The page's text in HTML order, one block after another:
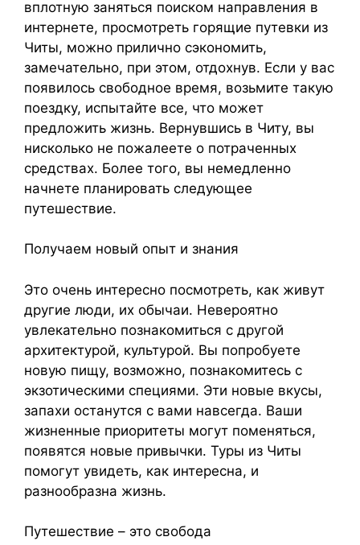
вплотную заняться поиском направления в
интернете, просмотреть горящие путевки из
Читы, можно прилично сэкономить,
замечательно, при этом, отдохнув. Если у вас
появилось свободное время, возьмите такую
поездку, испытайте все, что может
предложить жизнь. Вернувшись в Читу, вы
нисколько не пожалеете о потраченных
средствах. Более того, вы немедленно
начнете планировать следующее
путешествие.
Получаем новый опыт и знания
Это очень интересно посмотреть, как живут
другие люди, их обычаи. Невероятно
увлекательно познакомиться с другой
архитектурой, культурой. Вы попробуете
новую пищу, возможно, познакомитесь с
экзотическими специями. Эти новые вкусы,
запахи останутся с вами навсегда. Ваши
жизненные приоритеты могут поменяться,
появятся новые привычки. Туры из Читы
помогут увидеть, как интересна, и
разнообразна жизнь.
Путешествие – это свобода